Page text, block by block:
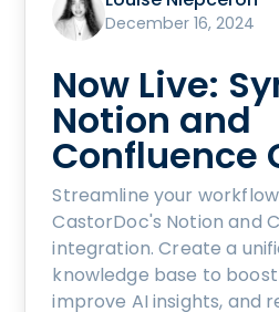
December 16, 2024
Now Live:
Notion and
Confluence
Streamline your
CastorDoc's Notion and
integration. Create a
knowledge base to
improve AI insights, and